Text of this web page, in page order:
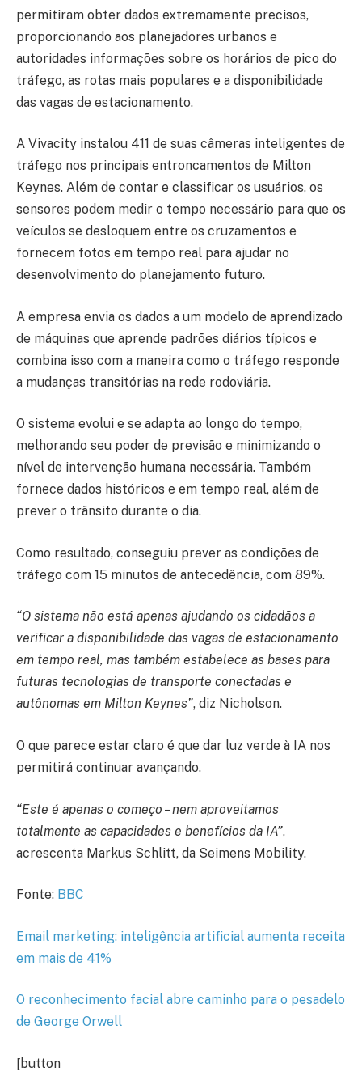
permitiram obter dados extremamente precisos,
proporcionando aos planejadores urbanos e
autoridades informações sobre os horários de pico do
tráfego, as rotas mais populares e a disponibilidade
das vagas de estacionamento.
A Vivacity instalou 411 de suas câmeras inteligentes de
tráfego nos principais entroncamentos de Milton
Keynes. Além de contar e classificar os usuários, os
sensores podem medir o tempo necessário para que os
veículos se desloquem entre os cruzamentos e
fornecem fotos em tempo real para ajudar no
desenvolvimento do planejamento futuro.
A empresa envia os dados a um modelo de aprendizado
de máquinas que aprende padrões diários típicos e
combina isso com a maneira como o tráfego responde
a mudanças transitórias na rede rodoviária.
O sistema evolui e se adapta ao longo do tempo,
melhorando seu poder de previsão e minimizando o
nível de intervenção humana necessária. Também
fornece dados históricos e em tempo real, além de
prever o trânsito durante o dia.
Como resultado, conseguiu prever as condições de
tráfego com 15 minutos de antecedência, com 89%.
“O sistema não está apenas ajudando os cidadãos a
verificar a disponibilidade das vagas de estacionamento
em tempo real, mas também estabelece as bases para
futuras tecnologias de transporte conectadas e
autônomas em Milton Keynes”, diz Nicholson.
O que parece estar claro é que dar luz verde à IA nos
permitirá continuar avançando.
“Este é apenas o começo – nem aproveitamos
totalmente as capacidades e benefícios da IA”,
acrescenta Markus Schlitt, da Seimens Mobility.
Fonte: BBC
Email marketing: inteligência artificial aumenta receita
em mais de 41%
O reconhecimento facial abre caminho para o pesadelo
de George Orwell
[button